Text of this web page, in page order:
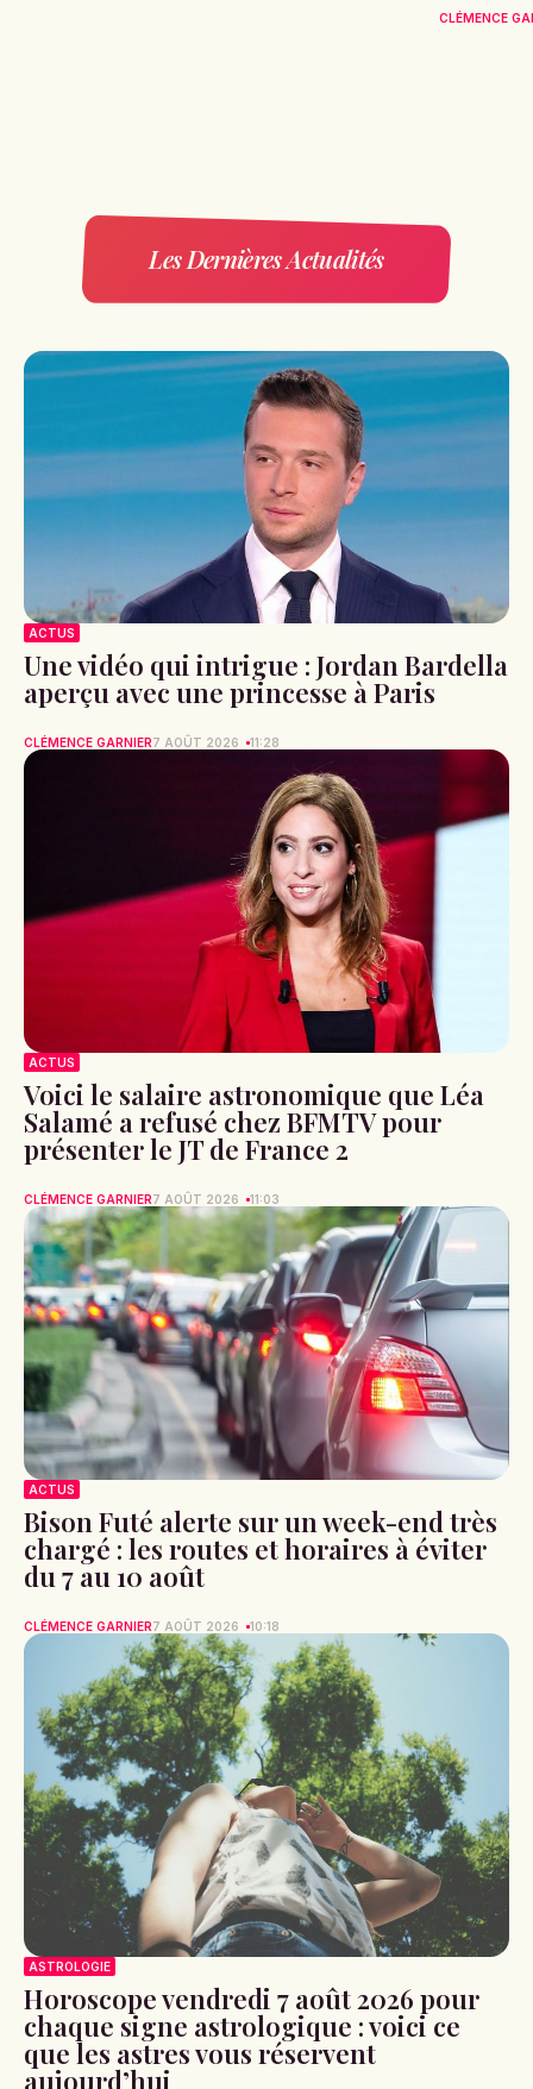
CLÉMENCE
Les Dernières Actualités
ACTUS
Une vidéo qui intrigue : Jordan Bardella
aperçu avec une princesse à Paris
CLÉMENCE GARNIER7 AOÛT 2026 11:28
ACTUS
Voici le salaire astronomique que Léa
Salamé a refusé chez BFMTV pour
présenter le JT de France 2
CLÉMENCE GARNIER7 AOÛT 2026 11:03
ACTUS
Bison Futé alerte sur un week-end très
chargé : les routes et horaires à éviter
du 7 au 10 août
CLÉMENCE GARNIER7 AOÛT 2026 10:18
ASTROLOGIE
Horoscope vendredi 7 août 2026 pour
chaque signe astrologique : voici ce
que les astres vous réservent
aujourd’hui